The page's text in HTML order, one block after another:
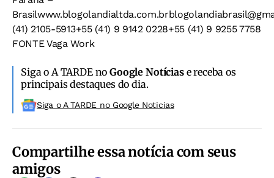
(41) 2105-5913+55 (41) 9 9142 0228+55 (41) 9 9255 7758
FONTE Vaga Work
Siga o A TARDE noGoogle Notíciase receba os
principais destaques do dia.
Siga o A TARDE no Google Noticias
Compartilhe essa notícia com seus
amigos